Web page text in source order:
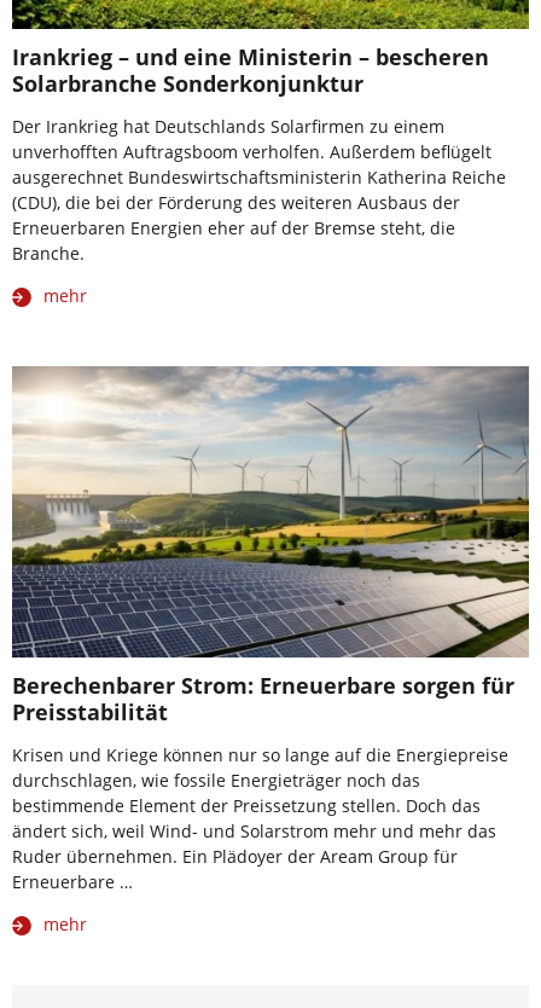
Irankrieg – und eine Ministerin – bescheren
Solarbranche Sonderkonjunktur
Der Irankrieg hat Deutschlands Solarfirmen zu einem
unverhofften Auftragsboom verholfen. Außerdem beflügelt
ausgerechnet Bundeswirtschaftsministerin Katherina Reiche
(CDU), die bei der Förderung des weiteren Ausbaus der
Erneuerbaren Energien eher auf der Bremse steht, die
Branche.
mehr
Berechenbarer Strom: Erneuerbare sorgen für
Preisstabilität
Krisen und Kriege können nur so lange auf die Energiepreise
durchschlagen, wie fossile Energieträger noch das
bestimmende Element der Preissetzung stellen. Doch das
ändert sich, weil Wind- und Solarstrom mehr und mehr das
Ruder übernehmen. Ein Plädoyer der Aream Group für
Erneuerbare …
mehr